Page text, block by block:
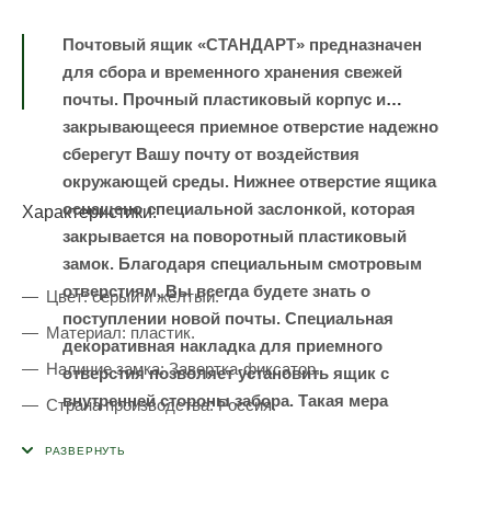
Почтовый ящик «СТАНДАРТ» предназначен
для сбора и временного хранения свежей
почты. Прочный пластиковый корпус и
закрывающееся приемное отверстие надежно
сберегут Вашу почту от воздействия
окружающей среды. Нижнее отверстие ящика
оснащено специальной заслонкой, которая
закрывается на поворотный пластиковый
замок. Благодаря специальным смотровым
отверстиям, Вы всегда будете знать о
поступлении новой почты. Специальная
декоративная накладка для приемного
отверстия позволяет установить ящик с
внутренней стороны забора. Такая мера
корреспонденции от посторонних лиц.
Характеристики:
Цвет: серый и жёлтый.
Материал: пластик.
Наличие замка: Завертка-фиксатор.
Страна производства: Россия.